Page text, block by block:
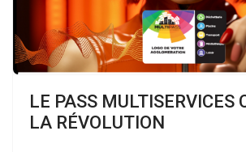
LE PASS MULTISERVICES
LA RÉVOLUTION